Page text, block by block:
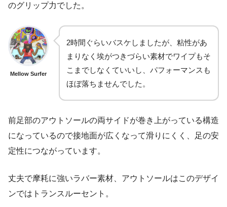
のグリップ力でした。
Mellow Surfer
2時間ぐらいバスケしましたが、粘性があ
まりなく埃がつきづらい素材でワイプもそ
こまでしなくていいし、パフォーマンスも
ほぼ落ちませんでした。
前足部のアウトソールの両サイドが巻き上がっている構造
になっているので接地面が広くなって滑りにくく、足の安
定性につながっています。
丈夫で摩耗に強いラバー素材、アウトソールはこのデザイ
ンではトランスルーセント。